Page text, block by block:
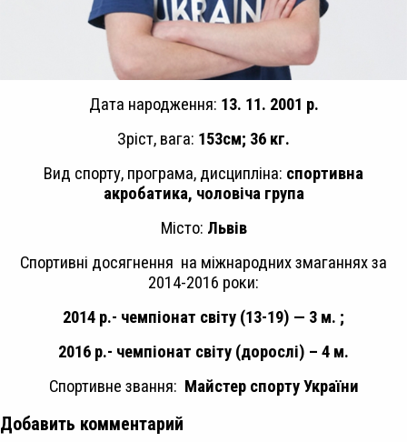
Дата народження: 13. 11. 2001 р.
Зріст, вага: 153см; 36 кг.
Вид спорту, програма, дисципліна: спортивна
акробатика, чоловіча група
Місто: Львів
Спортивні досягнення на міжнародних змаганнях за
2014-2016 роки:
2014 р.- чемпіонат світу (13-19) — 3 м. ;
2016 р.- чемпіонат світу (дорослі) – 4 м.
Спортивне звання: Майстер спорту України
Добавить комментарий